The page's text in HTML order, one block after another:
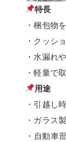
特長
・梱包物
・クッシ
・水漏れ
・軽量で
用途
・引越し
・ガラス
・自動車